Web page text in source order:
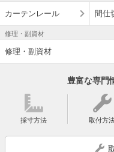
カーテンレール 間仕
修理・副資材
修理・副資材
豊富な専門
採寸方法 取付方